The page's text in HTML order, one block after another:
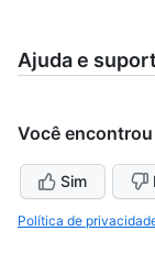
Ajuda e
Você
Sim
Política de